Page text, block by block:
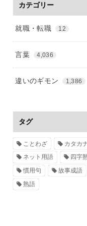
カテゴリー
就職・転職 12
言葉 4,036
違いのギモン 1,386
タグ
ことわざ カタカ
ネット用語
四字
慣用句
故事成語
熟語